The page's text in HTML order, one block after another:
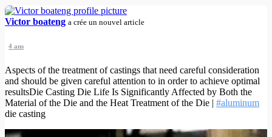
Victor boateng a crée un nouvel article
4 ans
Aspects of the treatment of castings that need careful consideration
and should be given careful attention to in order to achieve optimal
resultsDie Casting Die Life Is Significantly Affected by Both the
Material of the Die and the Heat Treatment of the Die | #aluminum
die casting